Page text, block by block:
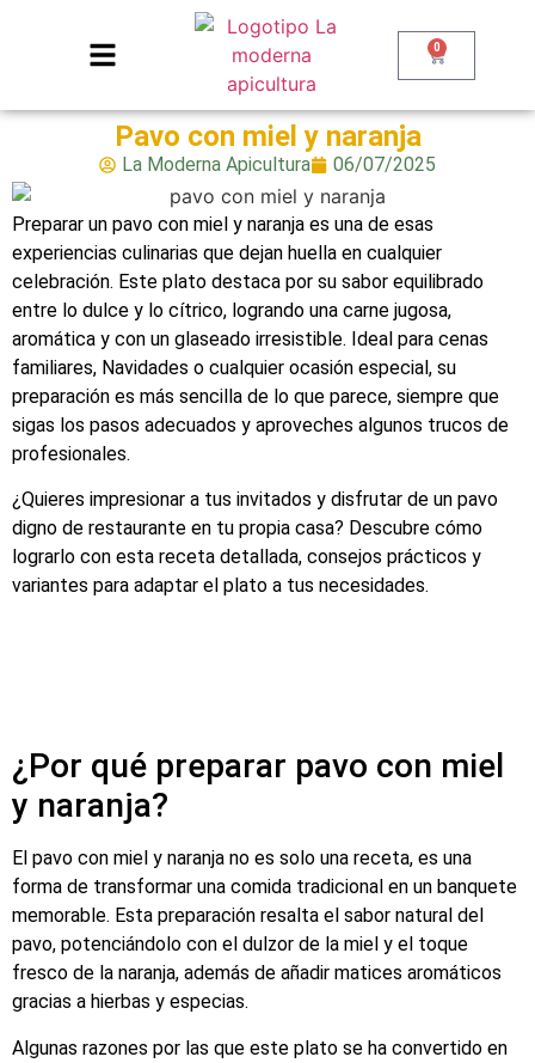
0
Pavo con miel y naranja
La Moderna Apicultura 06/07/2025
Preparar un pavo con miel y naranja es una de esas
experiencias culinarias que dejan huella en cualquier
celebración. Este plato destaca por su sabor equilibrado
entre lo dulce y lo cítrico, logrando una carne jugosa,
aromática y con un glaseado irresistible. Ideal para cenas
familiares, Navidades o cualquier ocasión especial, su
preparación es más sencilla de lo que parece, siempre que
sigas los pasos adecuados y aproveches algunos trucos de
profesionales.
¿Quieres impresionar a tus invitados y disfrutar de un pavo
digno de restaurante en tu propia casa? Descubre cómo
lograrlo con esta receta detallada, consejos prácticos y
variantes para adaptar el plato a tus necesidades.
¿Por qué preparar pavo con miel
y naranja?
El pavo con miel y naranja no es solo una receta, es una
forma de transformar una comida tradicional en un banquete
memorable. Esta preparación resalta el sabor natural del
pavo, potenciándolo con el dulzor de la miel y el toque
fresco de la naranja, además de añadir matices aromáticos
gracias a hierbas y especias.
Algunas razones por las que este plato se ha convertido en